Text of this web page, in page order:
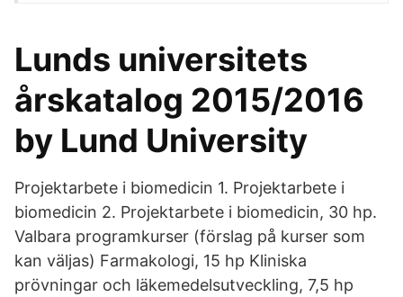
Lunds universitets
årskatalog 2015/2016
by Lund University
Projektarbete i biomedicin 1. Projektarbete i
biomedicin 2. Projektarbete i biomedicin, 30 hp.
Valbara programkurser (förslag på kurser som
kan väljas) Farmakologi, 15 hp Kliniska
prövningar och läkemedelsutveckling, 7,5 hp